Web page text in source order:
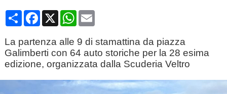
CondividiFacebook
X WhatsApp
Email
La partenza alle 9 di stamattina da piazza
Galimberti con 64 auto storiche per la 28 esima
edizione, organizzata dalla Scuderia Veltro